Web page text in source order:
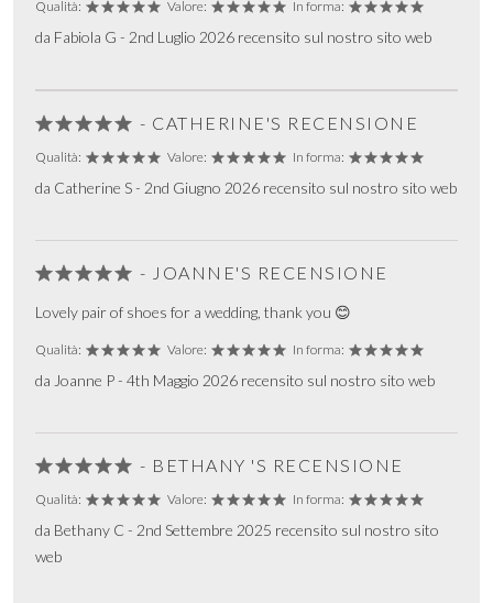
Qualità: Valore: In forma:
da Fabiola G - 2nd Luglio 2026 recensito sul nostro sito web
- CATHERINE'S RECENSIONE
Qualità: Valore: In forma:
da Catherine S - 2nd Giugno 2026 recensito sul nostro sito web
- JOANNE'S RECENSIONE
Lovely pair of shoes for a wedding, thank you 😊
Qualità: Valore: In forma:
da Joanne P - 4th Maggio 2026 recensito sul nostro sito web
- BETHANY 'S RECENSIONE
Qualità: Valore: In forma:
da Bethany C - 2nd Settembre 2025 recensito sul nostro sito
web